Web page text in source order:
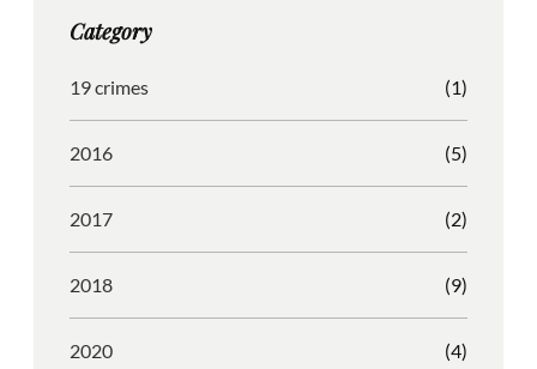
r
m
o
Category
19 crimes (1)
2016 (5)
2017 (2)
2018 (9)
2020 (4)